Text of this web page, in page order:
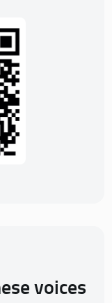
voices